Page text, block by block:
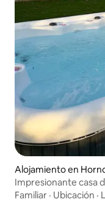
Alojamiento en
Impresionante casa
disponible
Familiar · Ubicación ·